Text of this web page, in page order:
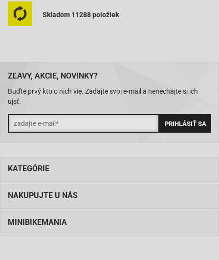
Skladom 11288 položiek
ZĽAVY, AKCIE, NOVINKY?
Buďte prvý kto o nich vie. Zadajte svoj e-mail a nenechajte si ich
ujsť.
KATEGÓRIE
NAKUPUJTE U NÁS
MINIBIKEMANIA